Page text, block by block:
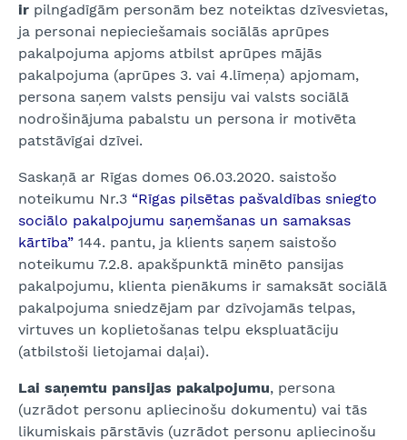
ir pilngadīgām personām bez noteiktas dzīvesvietas,
ja personai nepieciešamais sociālās aprūpes
pakalpojuma apjoms atbilst aprūpes mājās
pakalpojuma (aprūpes 3. vai 4.līmeņa) apjomam,
persona saņem valsts pensiju vai valsts sociālā
nodrošinājuma pabalstu un persona ir motivēta
patstāvīgai dzīvei.
Saskaņā ar Rīgas domes 06.03.2020. saistošo
noteikumu Nr.3 “Rīgas pilsētas pašvaldības sniegto
sociālo pakalpojumu saņemšanas un samaksas
kārtība” 144. pantu, ja klients saņem saistošo
noteikumu 7.2.8. apakšpunktā minēto pansijas
pakalpojumu, klienta pienākums ir samaksāt sociālā
pakalpojuma sniedzējam par dzīvojamās telpas,
virtuves un koplietošanas telpu ekspluatāciju
(atbilstoši lietojamai daļai).
Lai saņemtu pansijas pakalpojumu, persona
(uzrādot personu apliecinošu dokumentu) vai tās
likumiskais pārstāvis (uzrādot personu apliecinošu